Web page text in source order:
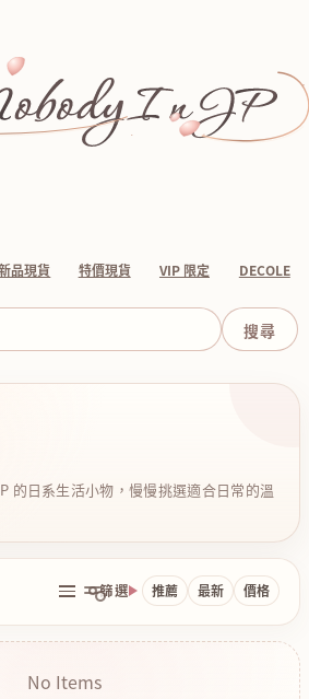
品現貨 特價現貨 VIP 限定 DECOLE
的日系生活小物，慢慢挑選適合日常的溫
篩選 推薦 最新 價格
No Items